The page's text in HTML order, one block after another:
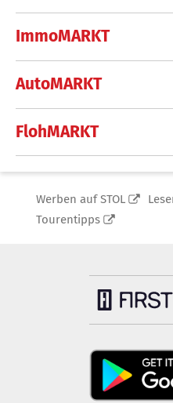
ImmoMARKT
AutoMARKT
FlohMARKT
Werben auf STOL
Tourentipps